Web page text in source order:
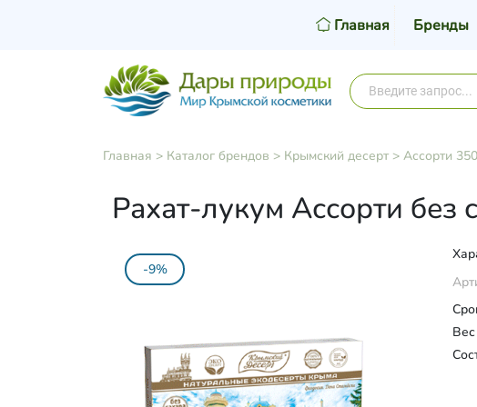
Главная Бренды
Главная > Каталог брендов > Крымский десерт> Ассорти
Рахат-лукум Ассорти без
-9%
Вес